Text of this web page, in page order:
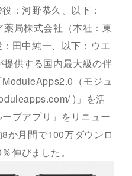
：河野恭久、以下：
局株式会社（本社：東
田中純一、以下：ウエ
供する国内最大級の伴
（モジュ
)」を活
プアプリ」をリニュー
か月間で100万ダウンロ
伸びました。